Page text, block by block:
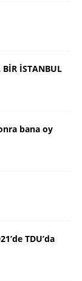
BİR İSTANBUL
bana oy
TDU’da